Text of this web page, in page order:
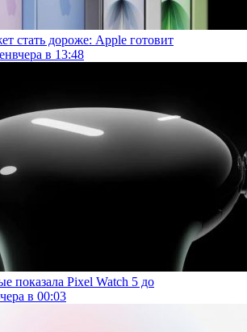
стать дороже: Apple готовит
вчера в 13:48
показала Pixel Watch 5 до
в 00:03